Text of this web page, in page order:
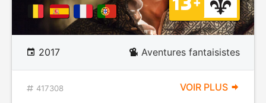
2017 Aventures fantaisistes
417308 VOIR PLUS